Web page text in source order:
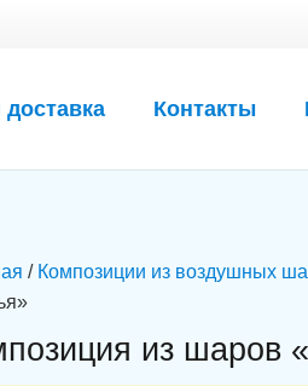
Контакты
/ Композиции из воздушных
из шаров